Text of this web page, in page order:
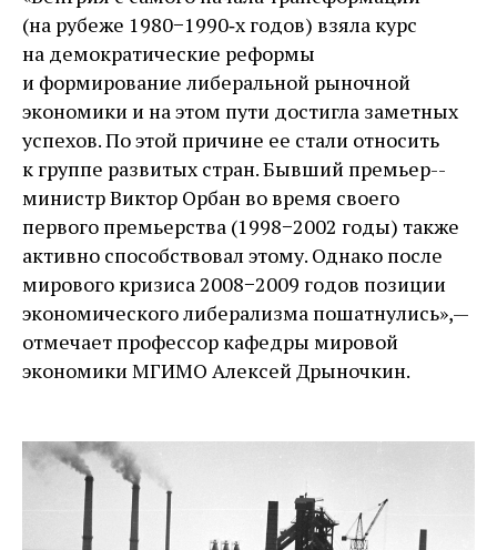
(на рубеже 1980−1990‑х годов) взяла курс
на демократические реформы
и формирование либеральной рыночной
экономики и на этом пути достигла заметных
успехов. По этой причине ее стали относить
к группе развитых стран. Бывший премьер-­
министр Виктор Орбан во время своего
первого премьерства (1998−2002 годы) также
активно способствовал этому. Однако после
мирового кризиса 2008−2009 годов позиции
экономического либерализма пошатнулись», — ​
отмечает профессор кафедры мировой
экономики МГИМО Алексей Дрыночкин.